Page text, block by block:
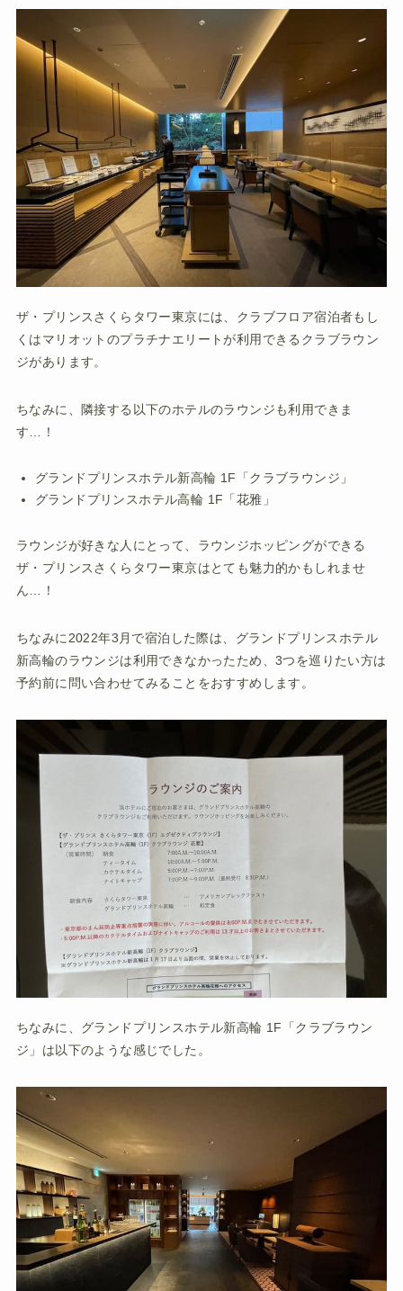
ザ・プリンスさくらタワー東京には、クラブフロア宿泊者もし
くはマリオットのプラチナエリートが利用できるクラブラウン
ジがあります。
ちなみに、隣接する以下のホテルのラウンジも利用できま
す…！
グランドプリンスホテル新高輪 1F「クラブラウンジ」
グランドプリンスホテル高輪 1F「花雅」
ラウンジが好きな人にとって、ラウンジホッピングができる
ザ・プリンスさくらタワー東京はとても魅力的かもしれませ
ん…！
ちなみに2022年3月で宿泊した際は、グランドプリンスホテル
新高輪のラウンジは利用できなかったため、3つを巡りたい方は
予約前に問い合わせてみることをおすすめします。
ちなみに、グランドプリンスホテル新高輪 1F「クラブラウン
ジ」は以下のような感じでした。